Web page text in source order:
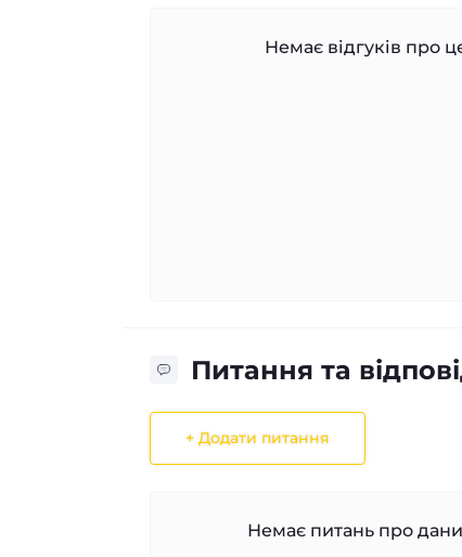
Немає відгуків про
Питання та
+ Додати питання
Немає питань про